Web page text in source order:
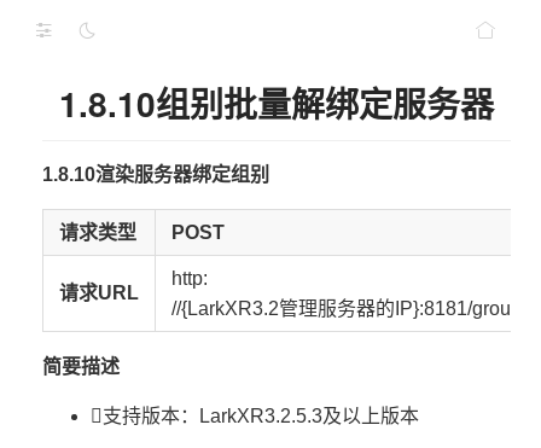
1.8.10组别批量解绑定服务器
1.8.10渲染服务器绑定组别
请求类型 POST
请求URL
http:
//{LarkXR3.2管理服务器的IP}:8181/group/
简要描述
支持版本：LarkXR3.2.5.3及以上版本